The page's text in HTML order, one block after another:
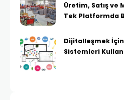
Üretim, Satış ve
Tek Platformda
Dijitalleşmek
Sistemleri